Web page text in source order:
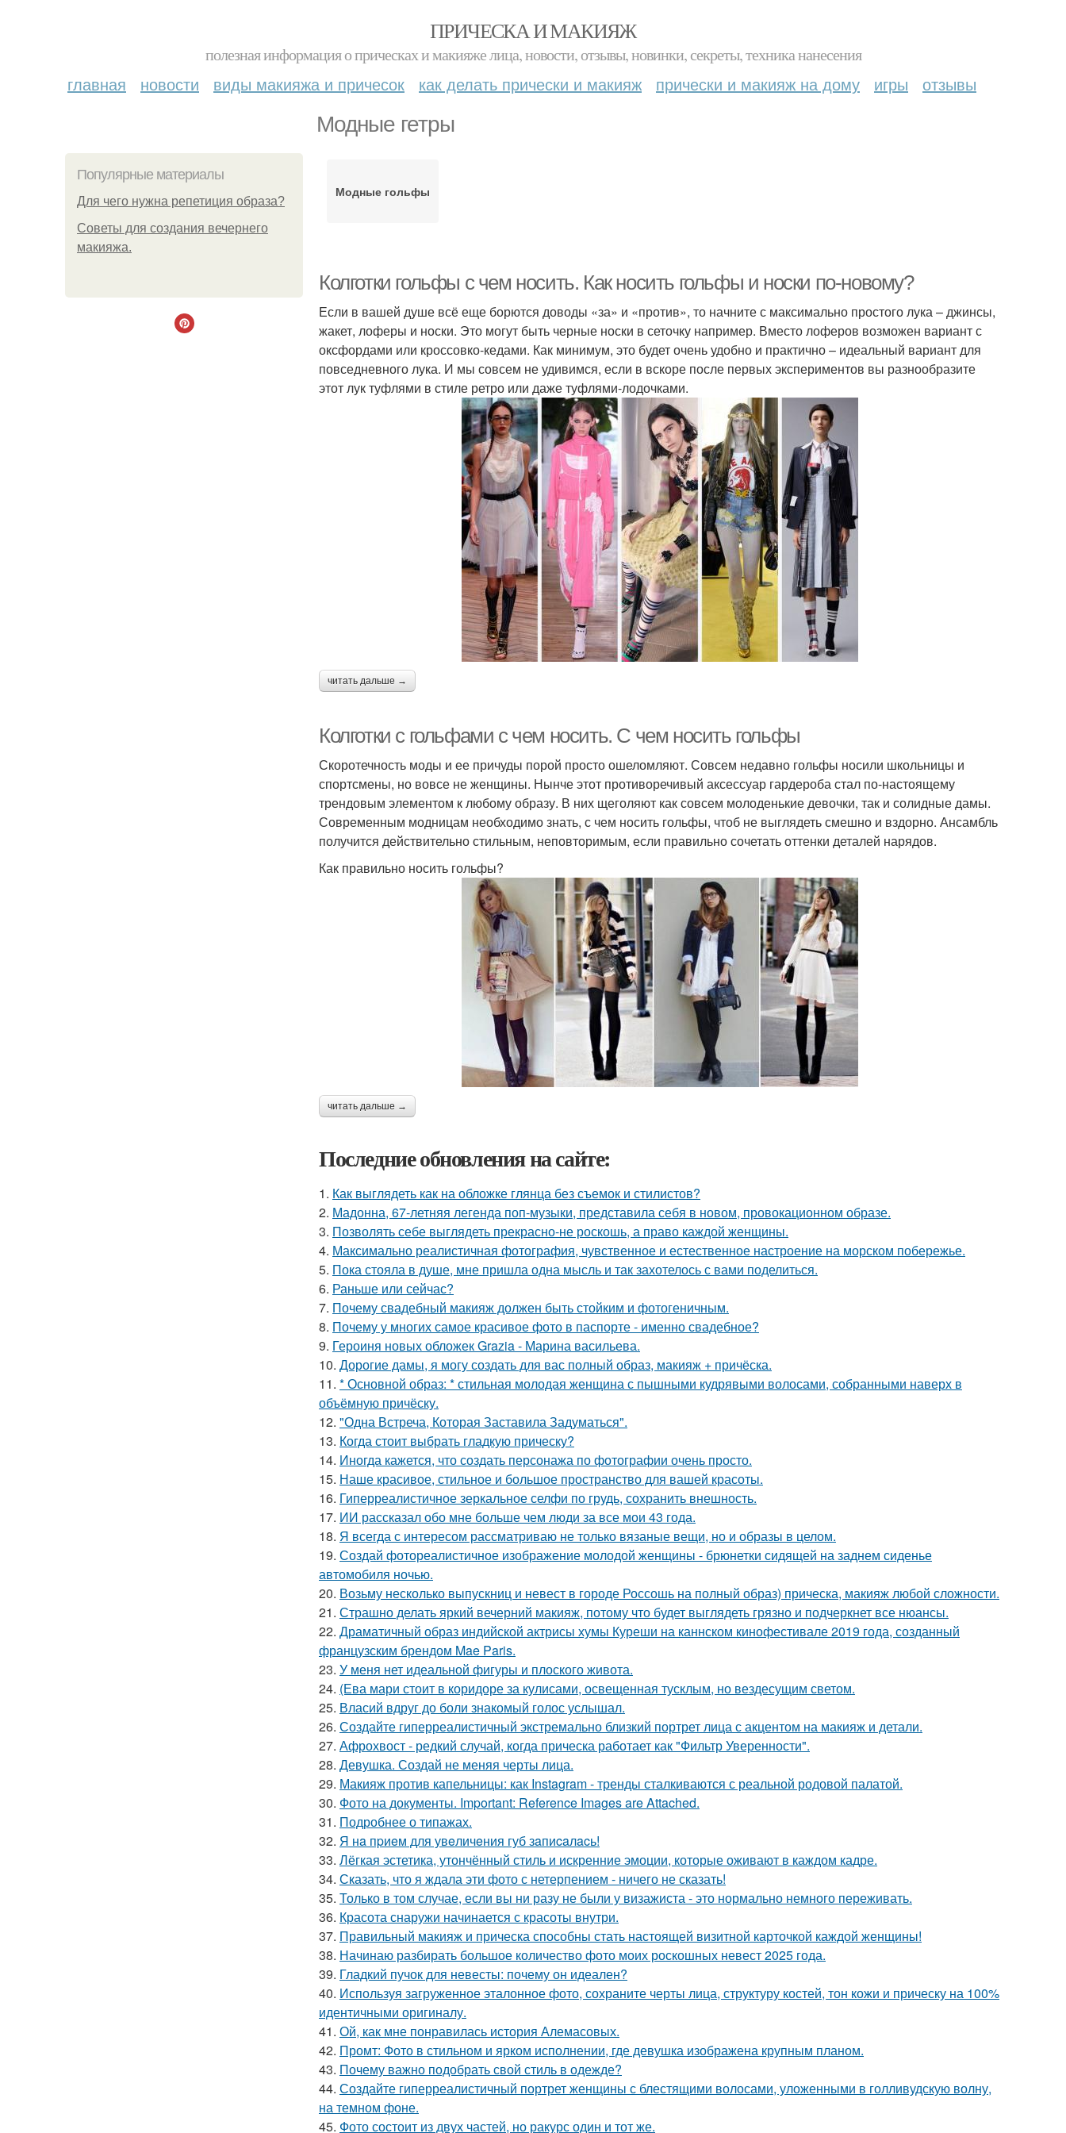
ПРИЧЕСКА И МАКИЯЖ
полезная информация о прическах и макияже лица, новости, отзывы, новинки, секреты, техника нанесения
главная новости виды макияжа и причесок как делать прически и макияж прически и макияж на дому игры отзывы
Модные гетры
Популярные материалы
Для чего нужна репетиция образа?
Советы для создания вечернего
макияжа.
Модные гольфы
Колготки гольфы с чем носить. Как носить гольфы и носки по-новому?
Если в вашей душе всё еще борются доводы «за» и «против», то начните с максимально простого лука – джинсы,
жакет, лоферы и носки. Это могут быть черные носки в сеточку например. Вместо лоферов возможен вариант с
оксфордами или кроссовко-кедами. Как минимум, это будет очень удобно и практично – идеальный вариант для
повседневного лука. И мы совсем не удивимся, если в вскоре после первых экспериментов вы разнообразите
этот лук туфлями в стиле ретро или даже туфлями-лодочками.
читать дальше →
Колготки с гольфами с чем носить. С чем носить гольфы
Скоротечность моды и ее причуды порой просто ошеломляют. Совсем недавно гольфы носили школьницы и
спортсмены, но вовсе не женщины. Нынче этот противоречивый аксессуар гардероба стал по-настоящему
трендовым элементом к любому образу. В них щеголяют как совсем молоденькие девочки, так и солидные дамы.
Современным модницам необходимо знать, с чем носить гольфы, чтоб не выглядеть смешно и вздорно. Ансамбль
получится действительно стильным, неповторимым, если правильно сочетать оттенки деталей нарядов.
Как правильно носить гольфы?
читать дальше →
Последние обновления на сайте:
1. Как выглядеть как на обложке глянца без съемок и стилистов?
2. Мадонна, 67-летняя легенда поп-музыки, представила себя в новом, провокационном образе.
3. Позволять себе выглядеть прекрасно-не роскошь, а право каждой женщины.
4. Максимально реалистичная фотография, чувственное и естественное настроение на морском побережье.
5. Пока стояла в душе, мне пришла одна мысль и так захотелось с вами поделиться.
6. Раньше или сейчас?
7. Почему свадебный макияж должен быть стойким и фотогеничным.
8. Почему у многих самое красивое фото в паспорте - именно свадебное?
9. Героиня новых обложек Grazia - Марина васильева.
10. Дорогие дамы, я могу создать для вас полный образ, макияж + причёска.
11. * Основной образ: * стильная молодая женщина с пышными кудрявыми волосами, собранными наверх в
объёмную причёску.
12. "Одна Встреча, Которая Заставила Задуматься".
13. Когда стоит выбрать гладкую прическу?
14. Иногда кажется, что создать персонажа по фотографии очень просто.
15. Наше красивое, стильное и большое пространство для вашей красоты.
16. Гиперреалистичное зеркальное селфи по грудь, сохранить внешность.
17. ИИ рассказал обо мне больше чем люди за все мои 43 года.
18. Я всегда с интересом рассматриваю не только вязаные вещи, но и образы в целом.
19. Создай фотореалистичное изображение молодой женщины - брюнетки сидящей на заднем сиденье
автомобиля ночью.
20. Возьму несколько выпускниц и невест в городе Россошь на полный образ) прическа, макияж любой сложности.
21. Страшно делать яркий вечерний макияж, потому что будет выглядеть грязно и подчеркнет все нюансы.
22. Драматичный образ индийской актрисы хумы Куреши на каннском кинофестивале 2019 года, созданный
французским брендом Mae Paris.
23. У меня нет идеальной фигуры и плоского живота.
24. (Ева мари стоит в коридоре за кулисами, освещенная тусклым, но вездесущим светом.
25. Власий вдруг до боли знакомый голос услышал.
26. Создайте гиперреалистичный экстремально близкий портрет лица с акцентом на макияж и детали.
27. Афрохвост - редкий случай, когда прическа работает как "Фильтр Уверенности".
28. Девушка. Создай не меняя черты лица.
29. Макияж против капельницы: как Instagram - тренды сталкиваются с реальной родовой палатой.
30. Фото на документы. Important: Reference Images are Attached.
31. Подробнее о типажах.
32. Я нa пpиeм для увeличeния губ зaпиcaлacь!
33. Лёгкая эстетика, утончённый стиль и искренние эмоции, которые оживают в каждом кадре.
34. Сказать, что я ждала эти фото с нетерпением - ничего не сказать!
35. Только в том случае, если вы ни разу не были у визажиста - это нормально немного переживать.
36. Красота снаружи начинается с красоты внутри.
37. Правильный макияж и прическа способны стать настоящей визитной карточкой каждой женщины!
38. Начинаю разбирать большое количество фото моих роскошных невест 2025 года.
39. Гладкий пучок для невесты: почему он идеален?
40. Используя загруженное эталонное фото, сохраните черты лица, структуру костей, тон кожи и прическу на 100%
идентичными оригиналу.
41. Ой, как мне понравилась история Алемасовых.
42. Промт: Фото в стильном и ярком исполнении, где девушка изображена крупным планом.
43. Почему важно подобрать свой стиль в одежде?
44. Создайте гиперреалистичный портрет женщины с блестящими волосами, уложенными в голливудскую волну,
на темном фоне.
45. Фото состоит из двух частей, но ракурс один и тот же.